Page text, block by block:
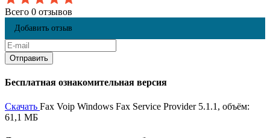
Всего 0 отзывов
Добавить отзыв
Бесплатная ознакомительная версия
Скачать Fax Voip Windows Fax Service Provider 5.1.1, объём:
61,1 МБ